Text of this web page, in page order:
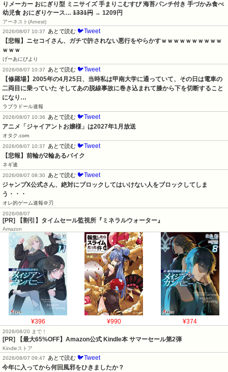
りメーカー おにぎり型 ミニサイズ 手まりこむすび 海苔パンチ付き 手づかみ食べ
幼児食 おにぎりケース… 1331円 → 1209円
アーネスト(Arnest)
2026/08/07 10:37
あとで読む 🐦Tweet
【悲報】ニセコイさん、ガチで許されない悪行をやらかすｗｗｗｗｗｗｗｗｗｗ
ｗｗｗ
げーあにびより
2026/08/07 10:37
あとで読む 🐦Tweet
【修羅場】2005年の4月25日、当時私は甲南大学に通っていて、その日は電車の
二両目に乗っていた そしてあの脱線事故に巻き込まれて膝から下を切断すること
になり…
ラブラドール速報
2026/08/07 10:36
あとで読む 🐦Tweet
アニメ「ジャイアントお嬢様」は2027年1月放送
オタク.com
2026/08/07 10:37
あとで読む 🐦Tweet
【悲報】前輪が2輪あるバイク
ネギ速
2026/08/07 08:30
あとで読む 🐦Tweet
ジャンプX公式さん、絶対にブロックしてはいけない人をブロックしてしま
う・・・
オレ的ゲーム速報＠刃
2026/08/07
[PR] 【割引】タイムセール監視所『ミネラルウォーター』
Amazon
¥396 ¥990 ¥374
2026/08/20 まで！
[PR] 【最大65%OFF】Amazon公式 Kindle本 サマーセール第2弾
Kindleストア
2026/08/07 09:47 あとで読む 🐦Tweet
今年に入ってから何回風邪をひきましたか？